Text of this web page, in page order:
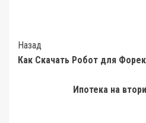
Post
Navigation
Назад
Как Скачать Робот для
Ипотека на